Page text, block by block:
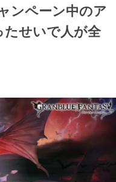
ンペーン中のア
たせいで人が全